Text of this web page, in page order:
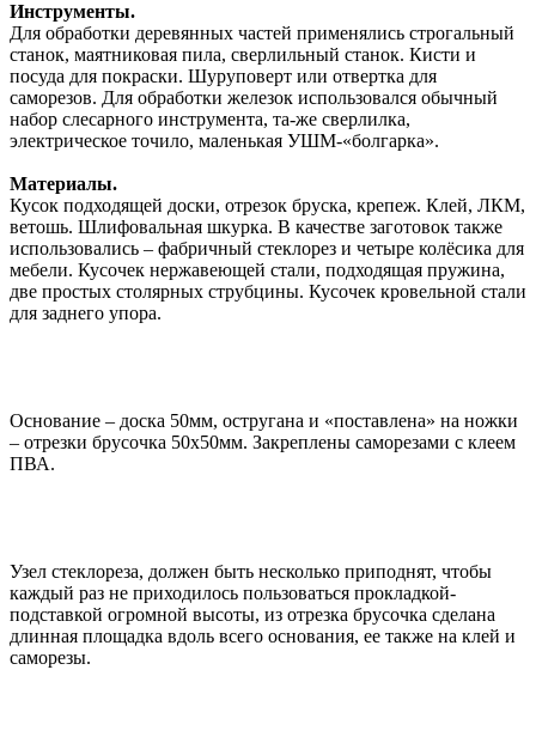
Инструменты.
Для обработки деревянных частей применялись строгальный
станок, маятниковая пила, сверлильный станок. Кисти и
посуда для покраски. Шуруповерт или отвертка для
саморезов. Для обработки железок использовался обычный
набор слесарного инструмента, та-же сверлилка,
электрическое точило, маленькая УШМ-«болгарка».
Материалы.
Кусок подходящей доски, отрезок бруска, крепеж. Клей, ЛКМ,
ветошь. Шлифовальная шкурка. В качестве заготовок также
использовались – фабричный стеклорез и четыре колёсика для
мебели. Кусочек нержавеющей стали, подходящая пружина,
две простых столярных струбцины. Кусочек кровельной стали
для заднего упора.
Основание – доска 50мм, остругана и «поставлена» на ножки
– отрезки брусочка 50х50мм. Закреплены саморезами с клеем
ПВА.
Узел стеклореза, должен быть несколько приподнят, чтобы
каждый раз не приходилось пользоваться прокладкой-
подставкой огромной высоты, из отрезка брусочка сделана
длинная площадка вдоль всего основания, ее также на клей и
саморезы.